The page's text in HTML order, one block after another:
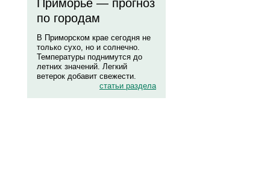
Приморье — прогноз
по городам
В Приморском крае сегодня не
только сухо, но и солнечно.
Температуры поднимутся до
летних значений. Легкий
ветерок добавит свежести.
статьи раздела